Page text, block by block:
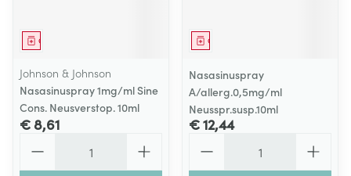
Geneesmiddel
Johnson & Johnson
Nasasinuspray 1mg/ml Sine
Cons. Neusverstop. 10ml
€ 8,61
Geneesmiddel
Nasasinuspray
A/allerg.0,5mg/ml
Neusspr.susp.10ml
€ 12,44